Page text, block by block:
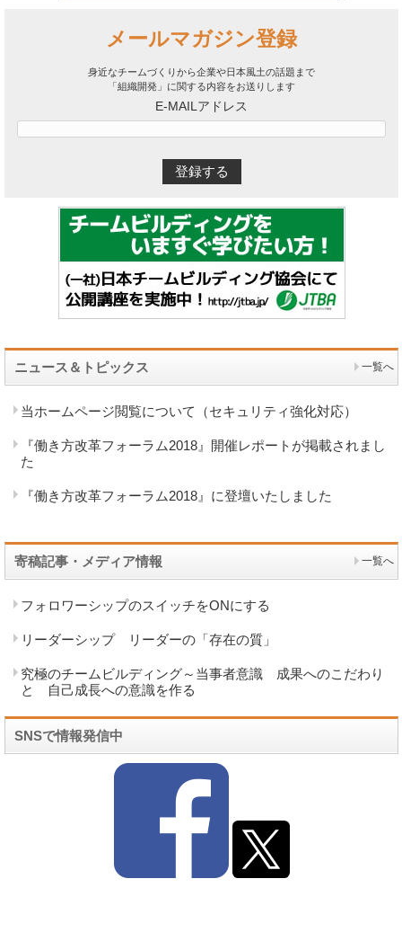
メールマガジン登録
身近なチームづくりから企業や日本風土の話題まで
「組織開発」に関する内容をお送りします
E-MAILアドレス
ニュース＆トピックス 一覧へ
当ホームページ閲覧について（セキュリティ強化対応）
『働き方改革フォーラム2018』開催レポートが掲載されまし
た
『働き方改革フォーラム2018』に登壇いたしました
寄稿記事・メディア情報 一覧へ
フォロワーシップのスイッチをONにする
リーダーシップ リーダーの「存在の質」
究極のチームビルディング～当事者意識 成果へのこだわり
と 自己成長への意識を作る
SNSで情報発信中